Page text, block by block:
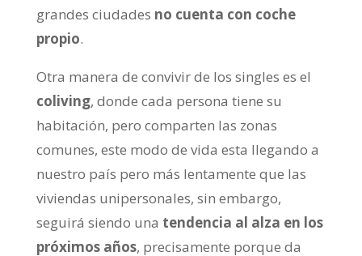
grandes ciudades no cuenta con coche
propio.
Otra manera de convivir de los singles es el
coliving, donde cada persona tiene su
habitación, pero comparten las zonas
comunes, este modo de vida esta llegando a
nuestro país pero más lentamente que las
viviendas unipersonales, sin embargo,
seguirá siendo una tendencia al alza en los
próximos años, precisamente porque da